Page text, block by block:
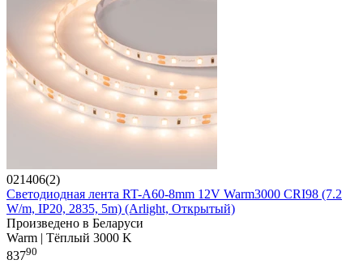
021406(2)
Светодиодная лента RT-A60-8mm 12V Warm3000 CRI98 (7.2
W/m, IP20, 2835, 5m) (Arlight, Открытый)
Произведено в Беларуси
Warm | Тёплый 3000 K
83790